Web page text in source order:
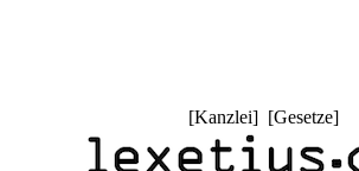
[Kanzlei] [Gesetze]